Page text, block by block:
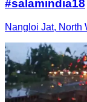
#salamindia18
Nangloi Jat, North